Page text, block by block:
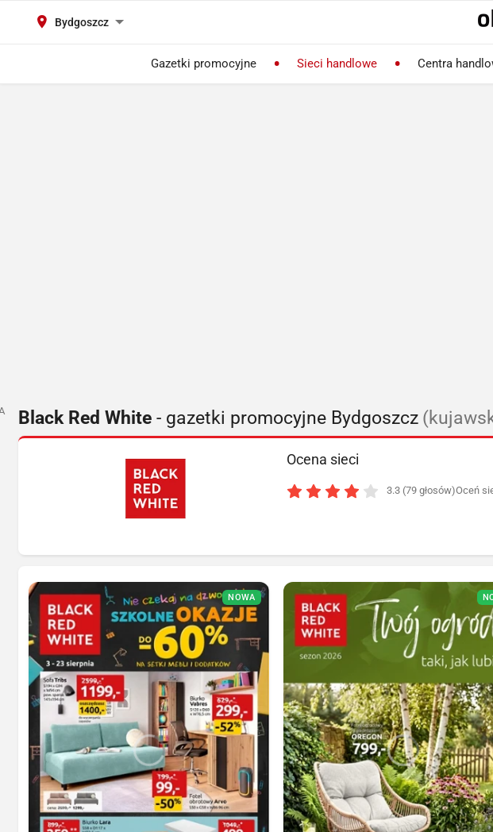
Bydgoszcz
Gazetki promocyjne Sieci handlowe Centra
Black Red White - gazetki promocyjne Bydgoszcz
Ocena sieci
3.3 (79 głosów)Oceń
NOWA